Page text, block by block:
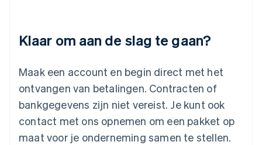
Klaar om aan de slag te gaan?
Maak een account en begin direct met het
ontvangen van betalingen. Contracten of
bankgegevens zijn niet vereist. Je kunt ook
contact met ons opnemen om een pakket op
maat voor je onderneming samen te stellen.
FrançaisDeutschEnglish
English
Malta
English
Mexico
Nederland
NederlandsEnglish